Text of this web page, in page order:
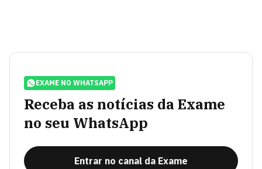
EXAME NO WHATSAPP
Receba as notícias da Exame
no seu WhatsApp
Entrar no canal da Exame